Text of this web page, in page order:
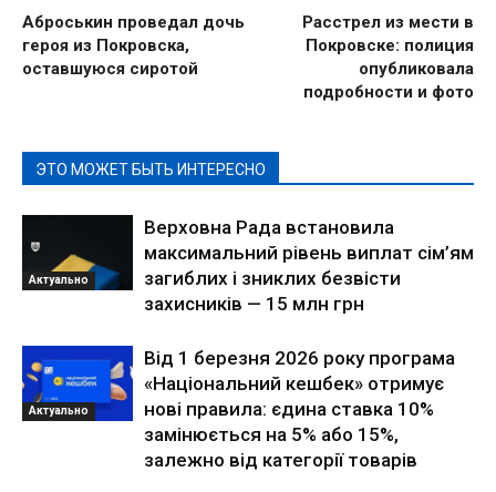
Аброськин проведал дочь
героя из Покровска,
оставшуюся сиротой
Расстрел из мести в
Покровске: полиция
опубликовала
подробности и фото
ЭТО МОЖЕТ БЫТЬ ИНТЕРЕСНО
Актуально
Верховна Рада встановила
максимальний рівень виплат сім’ям
загиблих і зниклих безвісти
захисників — 15 млн грн
Актуально
Від 1 березня 2026 року програма
«Національний кешбек» отримує
нові правила: єдина ставка 10%
замінюється на 5% або 15%,
залежно від категорії товарів